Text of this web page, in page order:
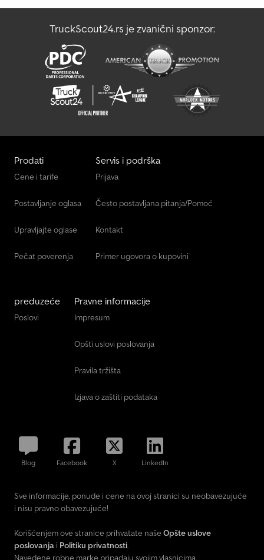
TruckScout24.rs je zvanični sponzor:
Prodati
Cene i tarife
Postavljanje oglasa
Upravljajte oglase
Pečat poverenja
Servis i podrška
Prijava
Često postavljana pitanja/Pomoć
Kontakt
Primer ugovora o kupovini
preduzeće
Poslovi
Pravne informacije
Impresum
Opšti uslovi poslovanja
Pravila tržišta
Izjava o zaštiti podataka
Blog Facebook X LinkedIn
Sve informacije, ponude i cene na ovoj stranici su neobavezujuće
i nisu pravno obavezujuće!
Korišćenjem ove stranice prihvatate naše Opšte uslove
poslovanja i Politiku privatnosti.
Navedene robne marke pripadaju svojim vlasnicima.